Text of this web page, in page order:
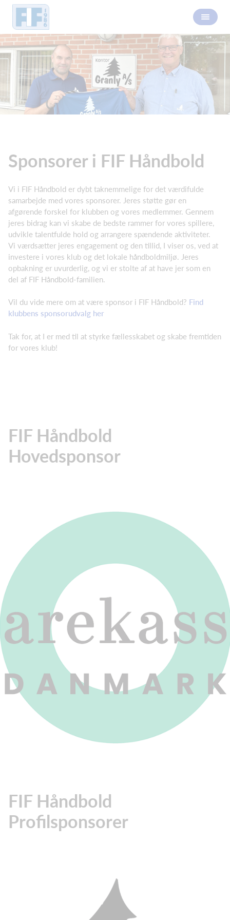
Sponsorer i FIF Håndbold
Vi i FIF Håndbold er dybt taknemmelige for det værdifulde
samarbejde med vores sponsorer. Jeres støtte gør en
afgørende forskel for klubben og vores medlemmer. Gennem
jeres bidrag kan vi skabe de bedste rammer for vores spillere,
udvikle talentfulde hold og arrangere spændende aktiviteter.
Vi værdsætter jeres engagement og den tillid, I viser os, ved at
investere i vores klub og det lokale håndboldmiljø. Jeres
opbakning er uvurderlig, og vi er stolte af at have jer som en
del af FIF Håndbold-familien.
Vil du vide mere om at være sponsor i FIF Håndbold? Find
klubbens sponsorudvalg her
Tak for, at I er med til at styrke fællesskabet og skabe fremtiden
for vores klub!
FIF Håndbold
Hovedsponsor
FIF Håndbold
Profilsponsorer